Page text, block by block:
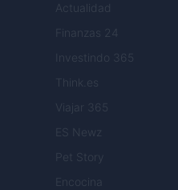
Actualidad
Finanzas 24
Investindo 365
Think.es
Viajar 365
ES Newz
Pet Story
Encocina